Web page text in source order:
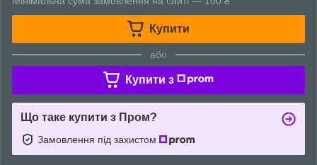
Купити
або
Купити з
Що таке купити з Пром?
Замовлення під захистом